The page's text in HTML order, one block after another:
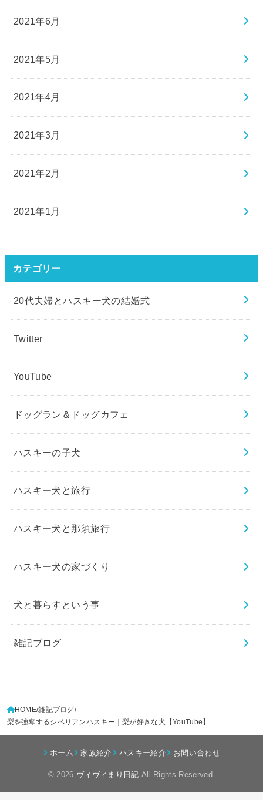
2021年6月
2021年5月
2021年4月
2021年3月
2021年2月
2021年1月
カテゴリー
20代夫婦とハスキー犬の結婚式
Twitter
YouTube
ドッグラン＆ドッグカフェ
ハスキーの子犬
ハスキー犬と旅行
ハスキー犬と那須旅行
ハスキー犬の家づくり
犬と暮らすという事
雑記ブログ
HOME 雑記ブログ
梨を強奪するシベリアンハスキー｜梨が好きな犬【YouTube】
ホーム 家族紹介 ハスキー紹介 お問い合わせ
© 2026 ヴィヴィまり日記 All Rights Reserved.